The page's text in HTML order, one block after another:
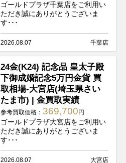
ゴールドプラザ千葉店をご利用い
ただき誠にありがとうございま
す･･･
2026.08.07 千葉店
24金(K24) 記念品 皇太子殿
下御成婚記念5万円金貨 買
取相場-大宮店(埼玉県さい
たま市) | 金買取実績
参考買取価格： 369,700 円
ゴールドプラザ大宮店をご利用い
ただき誠にありがとうございま
す･･･
2026.08.07 大宮店